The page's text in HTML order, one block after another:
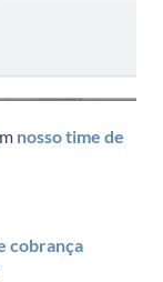
nosso time de
cobrança